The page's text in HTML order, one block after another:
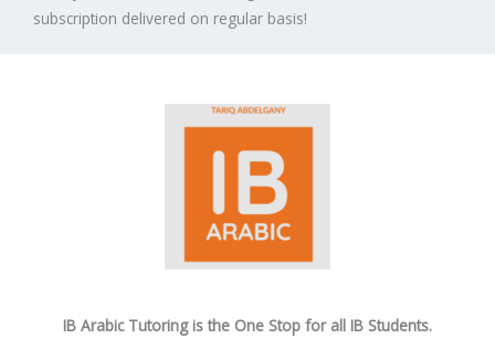
subscription delivered on regular basis!
IB Arabic Tutoring is the One Stop for all IB Students.